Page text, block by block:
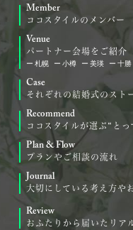
Member
ココスタイルのメンバー
Venue
パートナー会場をご紹介
札幌 小樽 美瑛 十勝
Case
それぞれの結婚式のスト
Recommend
ココスタイルが選ぶ“と
Plan & Flow
プランやご相談の流れ
Journal
大切にしている考え方や
Review
おふたりから届いたリア